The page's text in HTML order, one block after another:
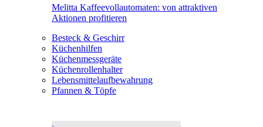
Melitta Kaffeevollautomaten: von attraktiven
Aktionen profitieren
Besteck & Geschirr
Küchenhilfen
Küchenmessgeräte
Küchenrollenhalter
Lebensmittelaufbewahrung
Pfannen & Töpfe